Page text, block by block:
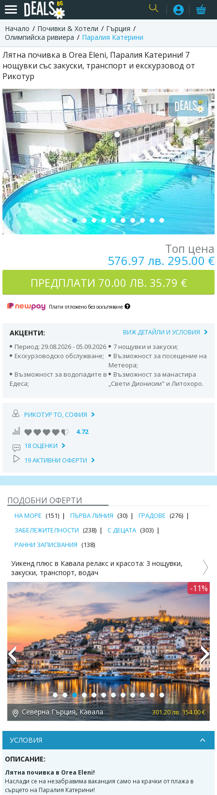
Начало Почивки & Хотели
Гърция
Олимпийска ривиера
Паралия Катерини
Лятна почивка в Orea Eleni, Паралия Катерини! 7
нощувки със закуски, транспорт и екскурзовод от
Рикотур
Топ цена
576.97 лв. 295.00 €
ПРЕДПЛАТИ 70.00 ЛВ. 35.79 €
Плати отложено без оскъпяване
АКЦЕНТИ: ВИЖ ДЕТАЙЛИ И УСЛОВИЯ
Период: 29.08.2026 - 05.09.2026
7 нощувки и закуски;
Екскурзоводско обслужване;
Възможност за посещение на
Метеора;
Възможност за водопадите в
Едеса;
Възможност за манастира
„Свети Дионисии" и Литохоро.
РИКОТУР TO, СОФИЯ
4.72
18 ОЦЕНКИ
19 АКТИВНИ ОФЕРТИ
ПОДОБНИ ОФЕРТИ
НА МОРЕ (151) ПЪРВА ЛИНИЯ (30) ГРАДОВЕ (276)
ЗАБЕЛЕЖИТЕЛНОСТИ (238) С ДЕЦАТА (303)
РАННИ ЗАПИСВАНИЯ (138)
Уикенд плюс в Кавала релакс и красота: 3 нощувки,
закуски, транспорт, водач
-11%
Северна Гърция, Кавала 301.20 лв. 154.00 €
Previous Next
УСЛОВИЯ
ОПИСАНИЕ:
Лятна почивка в Orea Eleni!
Наслади се на незабравима ваканция само на крачки от плажа в
сърцето на Паралия Катерини!